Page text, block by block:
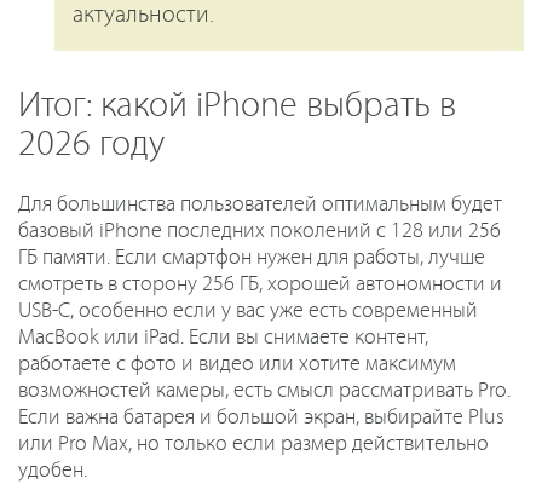
актуальности.
Итог: какой iPhone выбрать в
2026 году
Для большинства пользователей оптимальным будет
базовый iPhone последних поколений с 128 или 256
ГБ памяти. Если смартфон нужен для работы, лучше
смотреть в сторону 256 ГБ, хорошей автономности и
USB-C, особенно если у вас уже есть современный
MacBook или iPad. Если вы снимаете контент,
работаете с фото и видео или хотите максимум
возможностей камеры, есть смысл рассматривать Pro.
Если важна батарея и большой экран, выбирайте Plus
или Pro Max, но только если размер действительно
удобен.